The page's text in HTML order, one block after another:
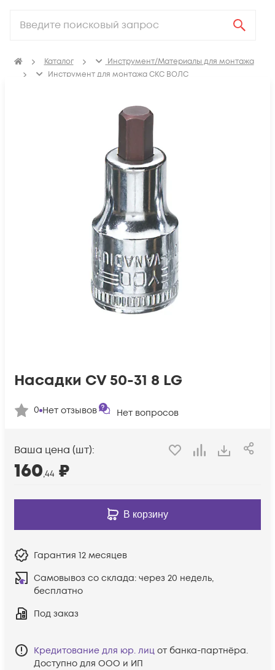
Каталог
Инструмент/Материалы для монтажа
Инструмент для монтажа СКС ВОЛС
Насадки CV 50-31 8 LG
0 Нет отзывов Нет вопросов
Ваша цена (шт):
160,44 ₽
В корзину
Гарантия 12 месяцев
Самовывоз со склада: через 20 недель,
бесплатно
Под заказ
Кредитование для юр. лиц от банка-партнёра.
Доступно для ООО и ИП